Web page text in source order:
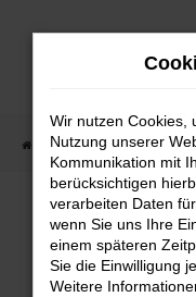
Zum
Startseite Fahrzeugangebote
Wir nutzen Cookies,
Nutzung unserer
Kommunikation mit
berücksichtigen
verarbeiten Daten
wenn Sie uns Ihre
einem späteren
Sie die Einwilligung
Weitere